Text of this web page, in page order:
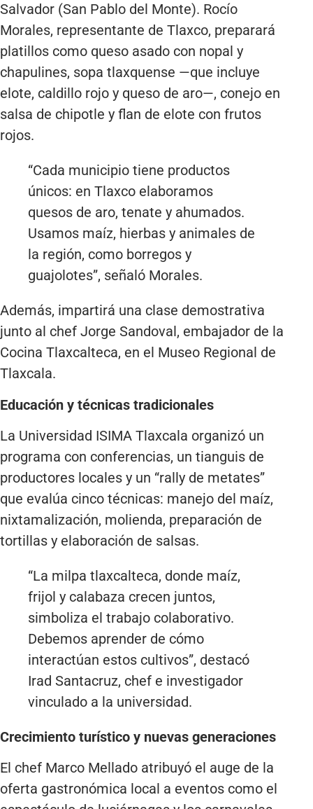
Salvador (San Pablo del Monte). Rocío
Morales, representante de Tlaxco, preparará
platillos como queso asado con nopal y
chapulines, sopa tlaxquense —que incluye
elote, caldillo rojo y queso de aro—, conejo en
salsa de chipotle y flan de elote con frutos
rojos.
“Cada municipio tiene productos
únicos: en Tlaxco elaboramos
quesos de aro, tenate y ahumados.
Usamos maíz, hierbas y animales de
la región, como borregos y
guajolotes”, señaló Morales.
Además, impartirá una clase demostrativa
junto al chef Jorge Sandoval, embajador de la
Cocina Tlaxcalteca, en el Museo Regional de
Tlaxcala.
Educación y técnicas tradicionales
La Universidad ISIMA Tlaxcala organizó un
programa con conferencias, un tianguis de
productores locales y un “rally de metates”
que evalúa cinco técnicas: manejo del maíz,
nixtamalización, molienda, preparación de
tortillas y elaboración de salsas.
“La milpa tlaxcalteca, donde maíz,
frijol y calabaza crecen juntos,
simboliza el trabajo colaborativo.
Debemos aprender de cómo
interactúan estos cultivos”, destacó
Irad Santacruz, chef e investigador
vinculado a la universidad.
Crecimiento turístico y nuevas generaciones
El chef Marco Mellado atribuyó el auge de la
oferta gastronómica local a eventos como el